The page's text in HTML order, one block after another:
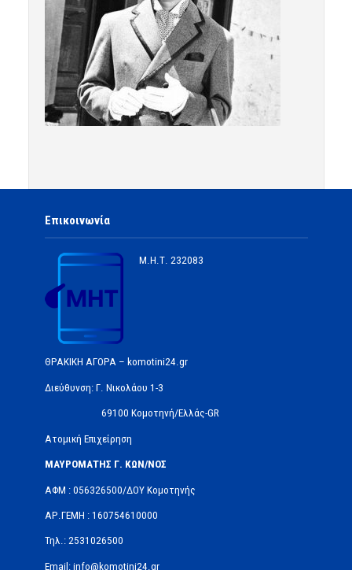
Επικοινωνία
Μ.Η.Τ. 232083
ΘΡΑΚΙΚΗ ΑΓΟΡΑ – komotini24.gr
Διεύθυνση: Γ. Νικολάου 1-3
69100 Κομοτηνή/Ελλάς-GR
Ατομική Επιχείρηση
ΜΑΥΡΟΜΑΤΗΣ Γ. ΚΩΝ/ΝΟΣ
ΑΦΜ : 056326500/ΔOΥ Κομοτηνής
ΑΡ.ΓΕΜΗ : 160754610000
Τηλ.: 2531026500
Email: info@komotini24.gr